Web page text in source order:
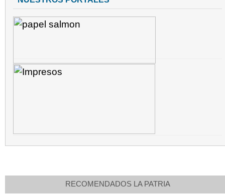
RECOMENDADOS LA PATRIA